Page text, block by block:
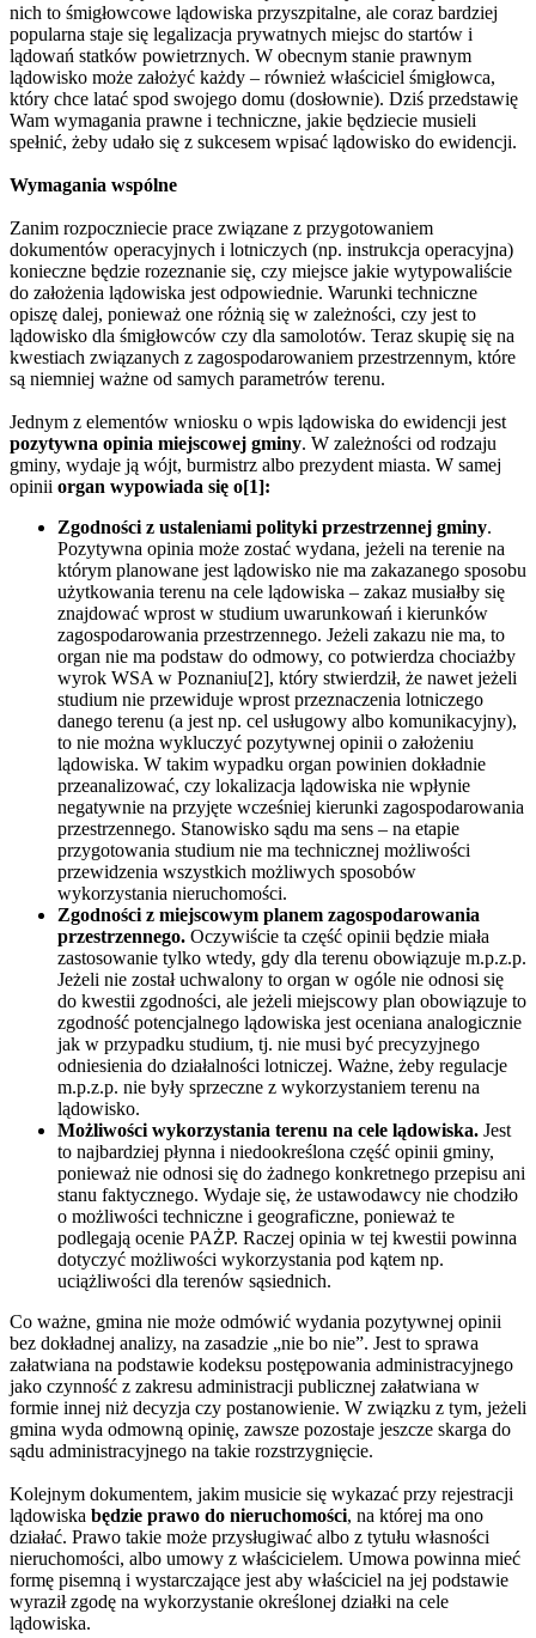
nich to śmigłowcowe lądowiska przyszpitalne, ale coraz bardziej
popularna staje się legalizacja prywatnych miejsc do startów i
lądowań statków powietrznych. W obecnym stanie prawnym
lądowisko może założyć każdy – również właściciel śmigłowca,
który chce latać spod swojego domu (dosłownie). Dziś przedstawię
Wam wymagania prawne i techniczne, jakie będziecie musieli
spełnić, żeby udało się z sukcesem wpisać lądowisko do ewidencji.
Wymagania wspólne
Zanim rozpoczniecie prace związane z przygotowaniem
dokumentów operacyjnych i lotniczych (np. instrukcja operacyjna)
konieczne będzie rozeznanie się, czy miejsce jakie wytypowaliście
do założenia lądowiska jest odpowiednie. Warunki techniczne
opiszę dalej, ponieważ one różnią się w zależności, czy jest to
lądowisko dla śmigłowców czy dla samolotów. Teraz skupię się na
kwestiach związanych z zagospodarowaniem przestrzennym, które
są niemniej ważne od samych parametrów terenu.
Jednym z elementów wniosku o wpis lądowiska do ewidencji jest
pozytywna opinia miejscowej gminy. W zależności od rodzaju
gminy, wydaje ją wójt, burmistrz albo prezydent miasta. W samej
opinii organ wypowiada się o[1]:
Zgodności z ustaleniami polityki przestrzennej gminy.
Pozytywna opinia może zostać wydana, jeżeli na terenie na
którym planowane jest lądowisko nie ma zakazanego sposobu
użytkowania terenu na cele lądowiska – zakaz musiałby się
znajdować wprost w studium uwarunkowań i kierunków
zagospodarowania przestrzennego. Jeżeli zakazu nie ma, to
organ nie ma podstaw do odmowy, co potwierdza chociażby
wyrok WSA w Poznaniu[2], który stwierdził, że nawet jeżeli
studium nie przewiduje wprost przeznaczenia lotniczego
danego terenu (a jest np. cel usługowy albo komunikacyjny),
to nie można wykluczyć pozytywnej opinii o założeniu
lądowiska. W takim wypadku organ powinien dokładnie
przeanalizować, czy lokalizacja lądowiska nie wpłynie
negatywnie na przyjęte wcześniej kierunki zagospodarowania
przestrzennego. Stanowisko sądu ma sens – na etapie
przygotowania studium nie ma technicznej możliwości
przewidzenia wszystkich możliwych sposobów
wykorzystania nieruchomości.
Zgodności z miejscowym planem zagospodarowania
przestrzennego. Oczywiście ta część opinii będzie miała
zastosowanie tylko wtedy, gdy dla terenu obowiązuje m.p.z.p.
Jeżeli nie został uchwalony to organ w ogóle nie odnosi się
do kwestii zgodności, ale jeżeli miejscowy plan obowiązuje to
zgodność potencjalnego lądowiska jest oceniana analogicznie
jak w przypadku studium, tj. nie musi być precyzyjnego
odniesienia do działalności lotniczej. Ważne, żeby regulacje
m.p.z.p. nie były sprzeczne z wykorzystaniem terenu na
lądowisko.
Możliwości wykorzystania terenu na cele lądowiska. Jest
to najbardziej płynna i niedookreślona część opinii gminy,
ponieważ nie odnosi się do żadnego konkretnego przepisu ani
stanu faktycznego. Wydaje się, że ustawodawcy nie chodziło
o możliwości techniczne i geograficzne, ponieważ te
podlegają ocenie PAŻP. Raczej opinia w tej kwestii powinna
dotyczyć możliwości wykorzystania pod kątem np.
uciążliwości dla terenów sąsiednich.
Co ważne, gmina nie może odmówić wydania pozytywnej opinii
bez dokładnej analizy, na zasadzie „nie bo nie”. Jest to sprawa
załatwiana na podstawie kodeksu postępowania administracyjnego
jako czynność z zakresu administracji publicznej załatwiana w
formie innej niż decyzja czy postanowienie. W związku z tym, jeżeli
gmina wyda odmowną opinię, zawsze pozostaje jeszcze skarga do
sądu administracyjnego na takie rozstrzygnięcie.
Kolejnym dokumentem, jakim musicie się wykazać przy rejestracji
lądowiska będzie prawo do nieruchomości, na której ma ono
działać. Prawo takie może przysługiwać albo z tytułu własności
nieruchomości, albo umowy z właścicielem. Umowa powinna mieć
formę pisemną i wystarczające jest aby właściciel na jej podstawie
wyraził zgodę na wykorzystanie określonej działki na cele
lądowiska.